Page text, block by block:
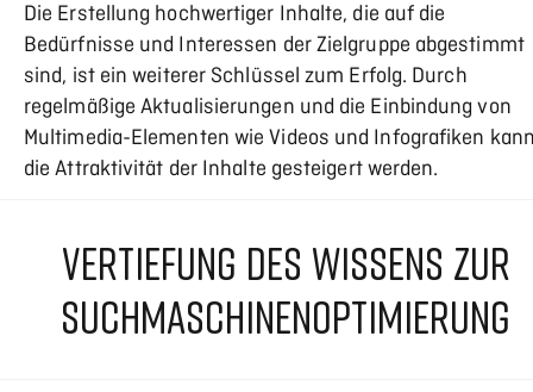
Die Erstellung hochwertiger Inhalte, die auf die
Bedürfnisse und Interessen der Zielgruppe abgestimmt
sind, ist ein weiterer Schlüssel zum Erfolg. Durch
regelmäßige Aktualisierungen und die Einbindung von
Multimedia-Elementen wie Videos und Infografiken
die Attraktivität der Inhalte gesteigert werden.
VERTIEFUNG DES WISSENS ZUR
SUCHMASCHINENOPTIMIERUNG